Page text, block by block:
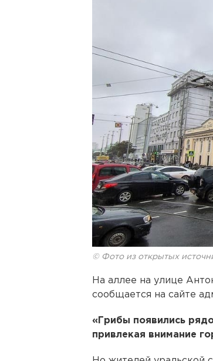
© Фото из открытых
На аллее на улице
сообщается на сайте
«Грибы появились
привлекая внимание